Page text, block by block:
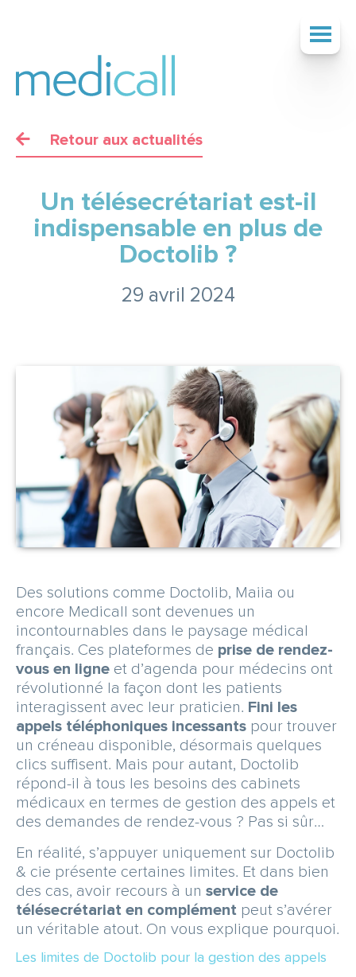
Retour aux actualités
Un télésecrétariat est-il
indispensable en plus de
Doctolib ?
29 avril 2024
Des solutions comme Doctolib, Maiia ou
encore Medicall sont devenues un
incontournables dans le paysage médical
français. Ces plateformes de prise de rendez-
vous en ligne et d’agenda pour médecins ont
révolutionné la façon dont les patients
interagissent avec leur praticien. Fini les
appels téléphoniques incessants pour trouver
un créneau disponible, désormais quelques
clics suffisent. Mais pour autant, Doctolib
répond-il à tous les besoins des cabinets
médicaux en termes de gestion des appels et
des demandes de rendez-vous ? Pas si sûr…
En réalité, s’appuyer uniquement sur Doctolib
& cie présente certaines limites. Et dans bien
des cas, avoir recours à un service de
télésecrétariat en complément peut s’avérer
un véritable atout. On vous explique pourquoi.
Les limites de Doctolib pour la gestion des appels
SOCIÉTÉ
SERVICES
CARRIÈRE
NOUS CONTACTER
OBTENEZ UN DEVIS GRATUITEMENT
Espace abonné
SERVICE & APPEL GRATUIT